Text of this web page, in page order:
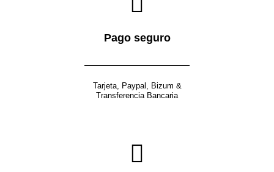
Pago seguro
Tarjeta, Paypal, Bizum &
Transferencia Bancaria